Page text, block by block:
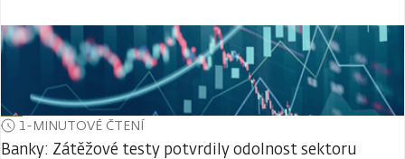
1-MINUTOVÉ ČTENÍ
Banky: Zátěžové testy potvrdily odolnost sektoru